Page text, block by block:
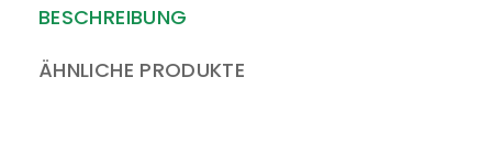
BESCHREIBUNG
ÄHNLICHE PRODUKTE